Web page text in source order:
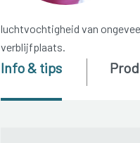
luchtvochtigheid van
verblijfplaats.
Info & tips